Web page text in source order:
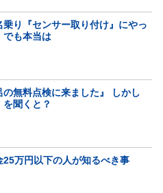
乗り『センサー取り付け』にやっ
でも本当は
の無料点検に来ました』 しかし
を聞くと？
25万円以下の人が知るべき事